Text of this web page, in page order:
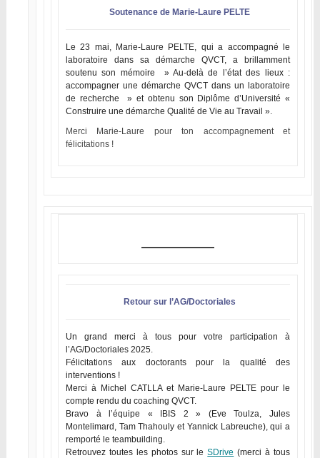
Soutenance de Marie-Laure PELTE
Le 23 mai, Marie-Laure PELTE, qui a accompagné le
laboratoire dans sa démarche QVCT, a brillamment
soutenu son mémoire » Au-delà de l’état des lieux :
accompagner une démarche QVCT dans un laboratoire
de recherche » et obtenu son Diplôme d’Université «
Construire une démarche Qualité de Vie au Travail ».
Merci Marie-Laure pour ton accompagnement et
félicitations !
Retour sur l’AG/Doctoriales
Un grand merci à tous pour votre participation à
l’AG/Doctoriales 2025.
Félicitations aux doctorants pour la qualité des
interventions !
Merci à Michel CATLLA et Marie-Laure PELTE pour le
compte rendu du coaching QVCT.
Bravo à l’équipe « IBIS 2 » (Eve Toulza, Jules
Montelimard, Tam Thahouly et Yannick Labreuche), qui a
remporté le teambuilding.
Retrouvez toutes les photos sur leSDrive (merci à tous